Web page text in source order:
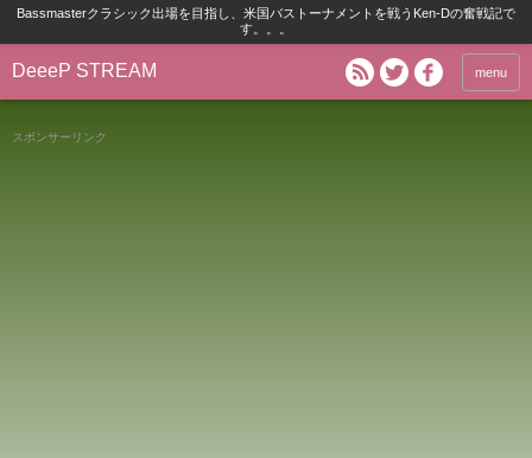
Bassmasterクラシック出場を目指し、米国バストーナメントを戦うKen-Dの奮戦記で
す。。。
DeeeP STREAM menu
スポンサーリンク